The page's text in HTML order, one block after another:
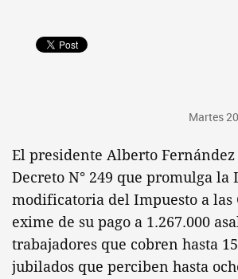
Martes
El presidente Alberto
Decreto N° 249 que promulga la
modificatoria del Impuesto a las
exime de su pago a 1.267.000
trabajadores que cobren hasta
jubilados que perciben hasta